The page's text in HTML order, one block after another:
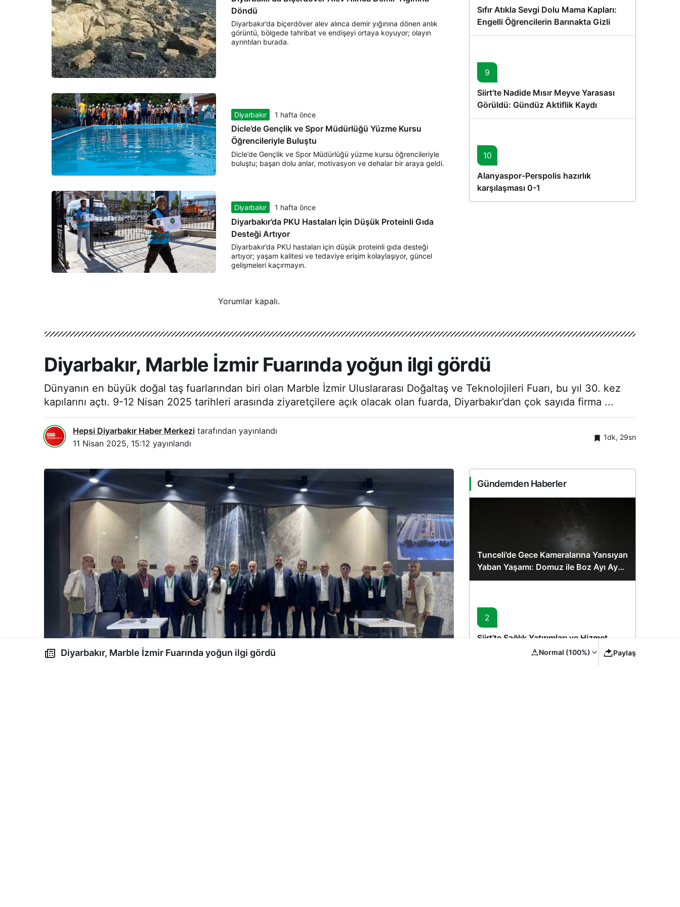
Döndü
Diyarbakır’da biçerdöver alev alınca demir yığınına dönen anlık
görüntü, bölgede tahribat ve endişeyi ortaya koyuyor; olayın
ayrıntıları burada.
Diyarbakır 1 hafta önce
Dicle’de Gençlik ve Spor Müdürlüğü Yüzme Kursu
Öğrencileriyle Buluştu
Dicle’de Gençlik ve Spor Müdürlüğü yüzme kursu öğrencileriyle
buluştu; başarı dolu anlar, motivasyon ve dehalar bir araya geldi.
Diyarbakır 1 hafta önce
Diyarbakır’da PKU Hastaları İçin Düşük Proteinli Gıda
Desteği Artıyor
Diyarbakır’da PKU hastaları için düşük proteinli gıda desteği
artıyor; yaşam kalitesi ve tedaviye erişim kolaylaşıyor, güncel
gelişmeleri kaçırmayın.
Yorumlar kapalı.
Sıfır Atıkla Sevgi Dolu Mama Kapları:
Engelli Öğrencilerin Barınakta Gizli
Dostları İçin Gönüllü Proje
9
Siirt’te Nadide Mısır Meyve Yarasası
Görüldü: Gündüz Aktiflik Kaydı
10
Alanyaspor-Perspolis hazırlık
karşılaşması 0-1
Diyarbakır, Marble İzmir Fuarında yoğun ilgi gördü
Dünyanın en büyük doğal taş fuarlarından biri olan Marble İzmir Uluslararası Doğaltaş ve Teknolojileri Fuarı, bu yıl 30. kez
kapılarını açtı. 9-12 Nisan 2025 tarihleri arasında ziyaretçilere açık olacak olan fuarda, Diyarbakır’dan çok sayıda firma ...
Hepsi Diyarbakır Haber Merkezi tarafından yayınlandı
11 Nisan 2025, 15:12 yayınlandı
1dk, 29sn
Diyarbakır, Marble İzmir Fuarında yoğun ilgi gördü Normal (100%) Paylaş
Gündemden Haberler
Tunceli’de Gece Kameralarına Yansıyan
Yaban Yaşamı: Domuz ile Boz Ayı Aynı
Karede
2
Siirt’te Sağlık Yatırımları ve Hizmet
Kapasitesi Artırımı – Bakan